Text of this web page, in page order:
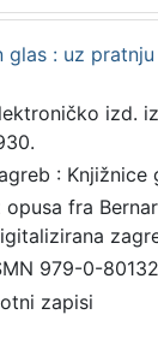
glas : uz
izd.
: Knjižnice
opusa fra
979-0-
zapisi